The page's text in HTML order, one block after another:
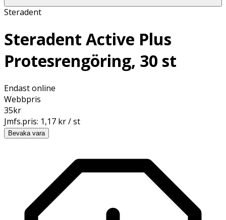
Steradent
Steradent Active Plus
Protesrengöring, 30 st
Endast online
Webbpris
35kr
Jmfs.pris: 1,17 kr / st
Bevaka vara